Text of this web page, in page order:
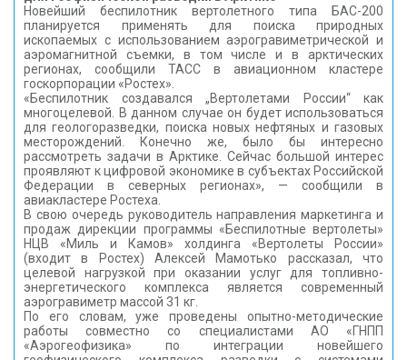
Новейший беспилотник вертолетного типа БАС-200
планируется применять для поиска природных
ископаемых с использованием аэрогравиметрической и
аэромагнитной съемки, в том числе и в арктических
регионах, сообщили ТАСС в авиационном кластере
госкорпорации «Ростех».
«Беспилотник создавался „Вертолетами России“ как
многоцелевой. В данном случае он будет использоваться
для геологоразведки, поиска новых нефтяных и газовых
месторождений. Конечно же, было бы интересно
рассмотреть задачи в Арктике. Сейчас большой интерес
проявляют к цифровой экономике в субъектах Российской
Федерации в северных регионах», — сообщили в
авиакластере Ростеха.
В свою очередь руководитель направления маркетинга и
продаж дирекции программы «Беспилотные вертолеты»
НЦВ «Миль и Камов» холдинга «Вертолеты России»
(входит в Ростех) Алексей Мамотько рассказал, что
целевой нагрузкой при оказании услуг для топливно-
энергетического комплекса является современный
аэрогравиметр массой 31 кг.
По его словам, уже проведены опытно-методические
работы совместно со специалистами АО «ГНПП
«Аэрогеофизика» по интеграции новейшего